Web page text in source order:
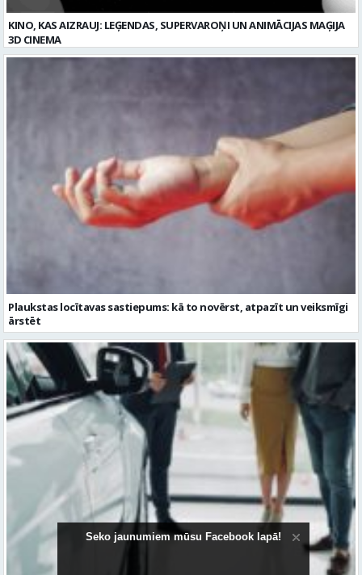
Plaukstas locītavas sastiepums: kā to novērst, atpazīt un veiksmīgi
Kāpēc divus trīs gadus veci mazlietoti auto ar garantiju ir laba izvēle
Seko jaunumiem mūsu Facebook lapā!